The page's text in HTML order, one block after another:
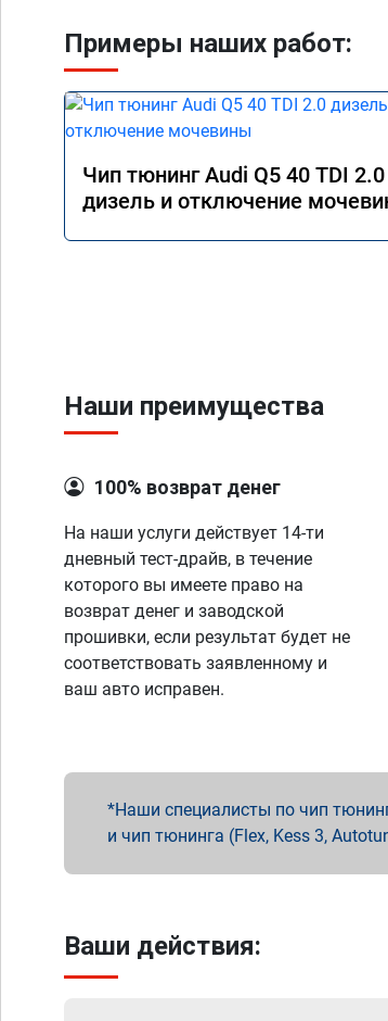
Примеры наших работ:
Чип тюнинг Audi Q5 40 TDI 2.0
дизель и отключение
Наши преимущества
100% возврат денег
На наши услуги действует 14-ти
дневный тест-драйв, в течение
которого вы имеете право на
возврат денег и заводской
прошивки, если результат будет не
соответствовать заявленному и
ваш авто исправен.
Наши специалисты по чип
и чип тюнинга (Flex, Kess 3,
Ваши действия: